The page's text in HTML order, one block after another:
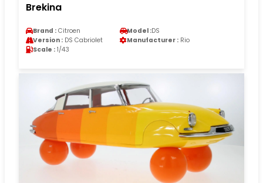
Brekina
Brand : Citroen Model :DS
Version : DS Cabriolet Manufacturer : Rio
Scale : 1/43